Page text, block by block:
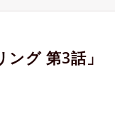
グ 第3話」